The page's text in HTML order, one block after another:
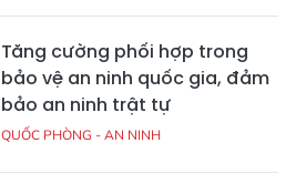
Tăng cường phối hợp trong
bảo vệ an ninh quốc gia, đảm
bảo an ninh trật tự
QUỐC PHÒNG - AN NINH